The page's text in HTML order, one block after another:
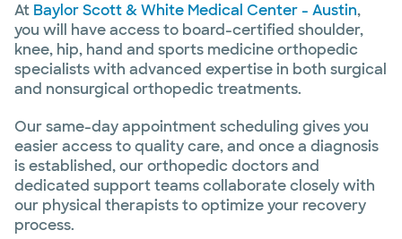
At Baylor Scott & White Medical Center - Austin,
you will have access to board-certified shoulder,
knee, hip, hand and sports medicine orthopedic
specialists with advanced expertise in both surgical
and nonsurgical orthopedic treatments.
Our same-day appointment scheduling gives you
easier access to quality care, and once a diagnosis
is established, our orthopedic doctors and
dedicated support teams collaborate closely with
our physical therapists to optimize your recovery
process.